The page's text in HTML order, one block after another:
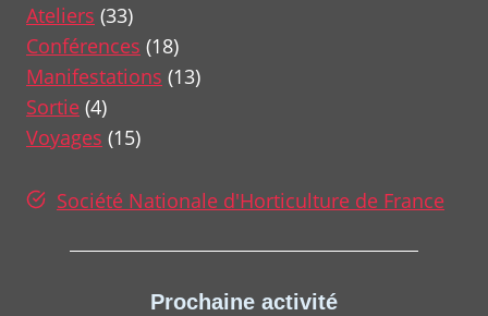
Ateliers (33)
Conférences (18)
Manifestations (13)
Sortie (4)
Voyages (15)
Société Nationale d'Horticulture de France
Prochaine activité